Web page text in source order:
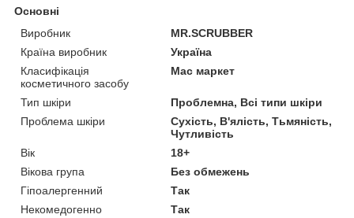
Основні
Виробник
MR.SCRUBBER
Країна виробник
Україна
Класифікація
косметичного засобу
Мас маркет
Тип шкіри
Проблемна, Всі типи шкіри
Проблема шкіри
Сухість, В'ялість, Тьмяність,
Чутливість
Вік
18+
Вікова група
Без обмежень
Гіпоалергенний
Так
Некомедогенно
Так